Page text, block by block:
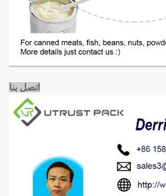
اتصل بنا